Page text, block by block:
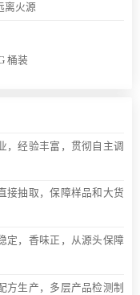
离火源
桶装
，经验丰富，贯彻自主调
接抽取，保障样品和大货
定，香味正，从源头保障
方生产，多层产品检测制